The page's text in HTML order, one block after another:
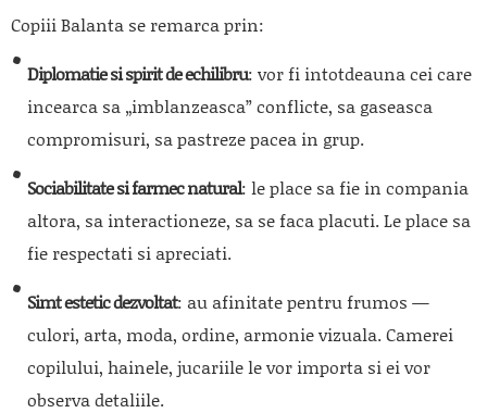
Copiii Balanta se remarca prin:
Diplomatie si spirit de echilibru: vor fi intotdeauna cei care
incearca sa „imblanzeasca” conflicte, sa gaseasca
compromisuri, sa pastreze pacea in grup.
Sociabilitate si farmec natural: le place sa fie in compania
altora, sa interactioneze, sa se faca placuti. Le place sa
fie respectati si apreciati.
Simt estetic dezvoltat: au afinitate pentru frumos —
culori, arta, moda, ordine, armonie vizuala. Camerei
copilului, hainele, jucariile le vor importa si ei vor
observa detaliile.